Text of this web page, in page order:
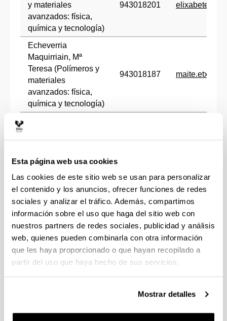
Esta página web usa cookies
Las cookies de este sitio web se usan para personalizar
el contenido y los anuncios, ofrecer funciones de redes
sociales y analizar el tráfico. Además, compartimos
información sobre el uso que haga del sitio web con
nuestros partners de redes sociales, publicidad y análisis
web, quienes pueden combinarla con otra información
que les haya proporcionado o que hayan recopilado a
partir del uso que haya hecho de sus servicios.
Mostrar detalles
y materiales
avanzados: física,
química y tecnología)
943018201
Echeverria
Maquirriain, Mª
Teresa (Polímeros y
materiales
avanzados: física,
química y tecnología)
943018187
Nagore (Química
Orgánica I)
LABORATORIOS Teléfono e-mail
Akesolo Muguruza,
Urtzi (Técnico de
apoyo a la docencia
e investigación)
943015304
Oyarzabal Narvarte,
de laboratorio)
943015488